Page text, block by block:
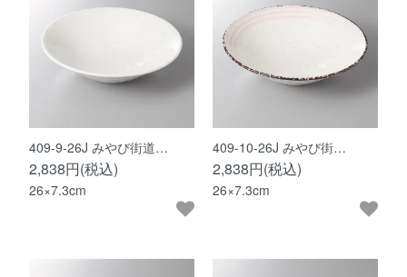
409-9-26J みやび街道…
2,838円(税込)
26×7.3cm
409-10-26J みやび街…
2,838円(税込)
26×7.3cm